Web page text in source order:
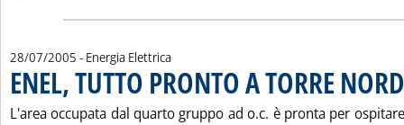
28/07/2005 - Energia Elettrica
ENEL, TUTTO PRONTO A TORRE NORD
L'area occupata dal quarto gruppo ad o.c. è pronta per